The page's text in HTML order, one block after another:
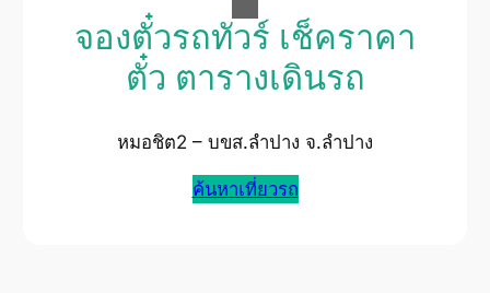
จองตั๋วรถทัวร์ เช็คราคา
ตั๋ว ตารางเดินรถ
หมอชิต2 – บขส.ลำปาง จ.ลำปาง
ค้นหาเที่ยวรถ